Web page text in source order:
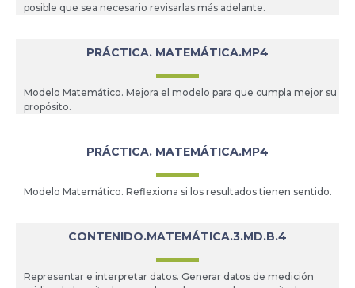
posible que sea necesario revisarlas más adelante.
PRÁCTICA. MATEMÁTICA.MP4
Modelo Matemático. Mejora el modelo para que cumpla mejor su
propósito.
PRÁCTICA. MATEMÁTICA.MP4
Modelo Matemático. Reflexiona si los resultados tienen sentido.
CONTENIDO.MATEMÁTICA.3.MD.B.4
Representar e interpretar datos. Generar datos de medición